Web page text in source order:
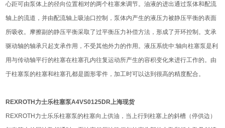
心距可由泵体上的径向位置相对的两个柱塞来调节。油液的进出通过泵体和配流
轴上的流道，并由配流轴上吸油口控制，泵体内产生的液压力被静压平衡的表面
所吸收。摩擦副的静压平衡采取了过平衡压力补偿方法，形成了开环控制。支承
驱动轴的轴承只起支承作用，不受其他外力的作用。液压系统中:轴向柱塞泵是利
用与传动轴平行的柱塞在柱塞孔内往复运动所产生的容积变化来进行工作的。由
于柱塞泵的柱塞和柱塞孔都是圆形零件，加工时可以达到很高的精度配合。
REXROTH力士乐柱塞泵A4VS0125DR上海现货
REXROTH力士乐乐柱塞泵的柱塞向上供油，当上行到柱塞上的斜槽（停供边）